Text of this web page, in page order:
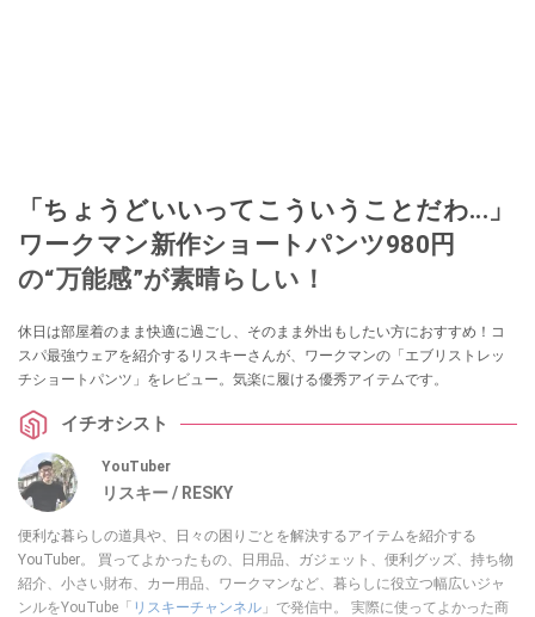
「ちょうどいいってこういうことだわ...」
ワークマン新作ショートパンツ980円
の“万能感”が素晴らしい！
休日は部屋着のまま快適に過ごし、そのまま外出もしたい方におすすめ！コ
スパ最強ウェアを紹介するリスキーさんが、ワークマンの「エブリストレッ
チショートパンツ」をレビュー。気楽に履ける優秀アイテムです。
イチオシスト
YouTuber
リスキー / RESKY
便利な暮らしの道具や、日々の困りごとを解決するアイテムを紹介する
YouTuber。 買ってよかったもの、日用品、ガジェット、便利グッズ、持ち物
紹介、小さい財布、カー用品、ワークマンなど、暮らしに役立つ幅広いジャ
ンルをYouTube「 リスキーチャンネル 」で発信中。 実際に使ってよかった商